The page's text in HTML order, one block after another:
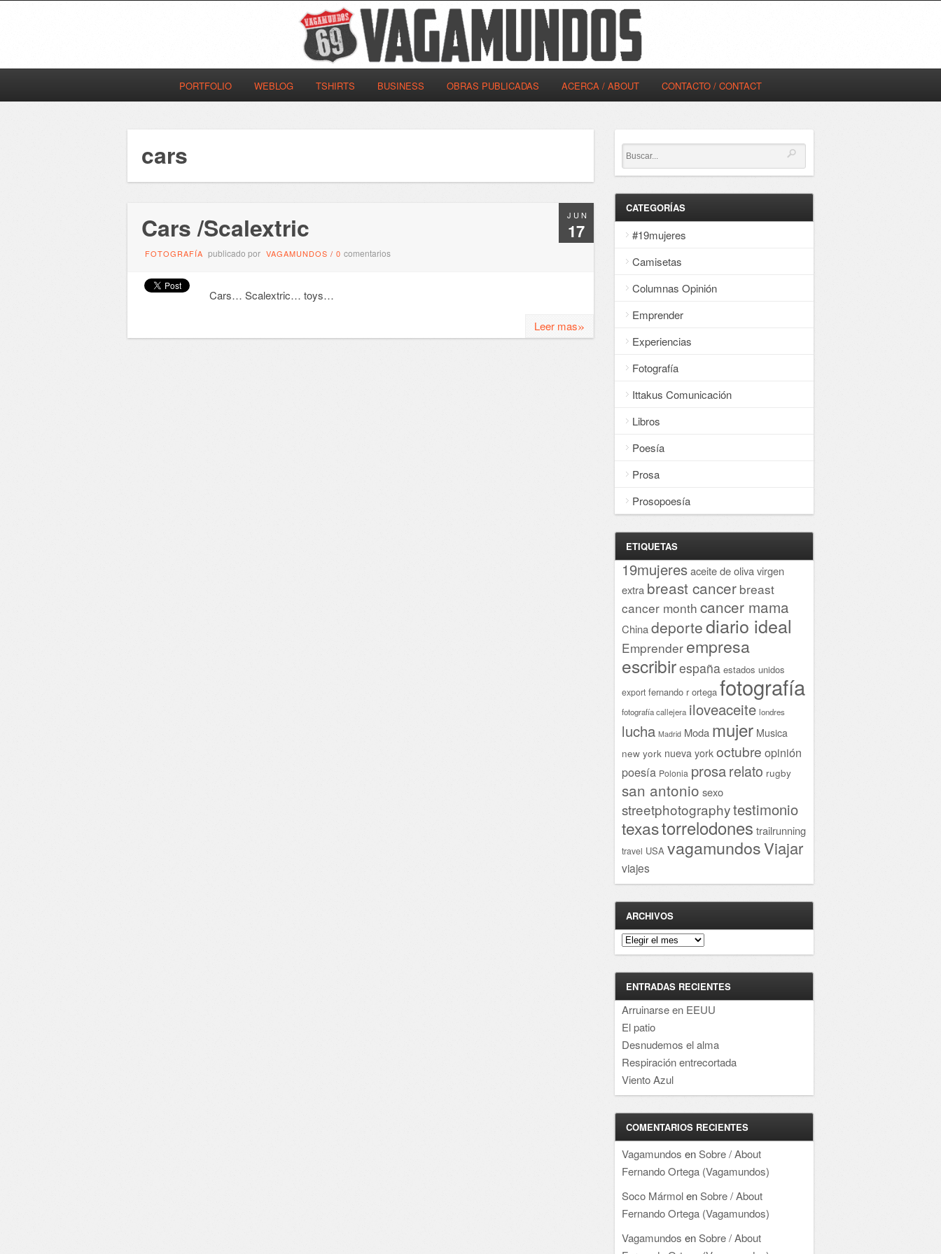
PORTFOLIO WEBLOG TSHIRTS BUSINESS OBRAS PUBLICADAS ACERCA / ABOUT CONTACTO / CONTACT
cars
JUN
17
Cars /Scalextric
FOTOGRAFÍA publicado por VAGAMUNDOS / 0 comentarios
Cars… Scalextric… toys…
Leer mas»
CATEGORÍAS
#19mujeres
Camisetas
Columnas Opinión
Emprender
Experiencias
Fotografía
Ittakus Comunicación
Libros
Poesía
Prosa
Prosopoesía
ETIQUETAS
19mujeresaceite de oliva virgen
extra breast cancer breast
cancer month cancer mama
Chinadeportediario ideal
Emprender empresa
escribirespaña estados unidos
export fernando r ortega fotografía
fotografía callejera iloveaceite londres
lucha Madrid Moda mujer Musica
new york nueva york octubre opinión
poesía Polonia prosarelato rugby
san antonio sexo
streetphotographytestimonio
texastorrelodones trailrunning
travel USA vagamundosViajar
viajes
ARCHIVOS
Archivos
ENTRADAS RECIENTES
Arruinarse en EEUU
El patio
Desnudemos el alma
Respiración entrecortada
Viento Azul
COMENTARIOS RECIENTES
Vagamundos enSobre / About
Fernando Ortega (Vagamundos)
Soco MármolenSobre / About
Fernando Ortega (Vagamundos)
Vagamundos enSobre / About